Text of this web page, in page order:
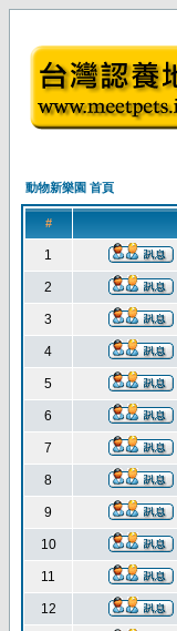
動物新樂園 首頁
#
1
2
3
4
5
6
7
8
9
10
11
12